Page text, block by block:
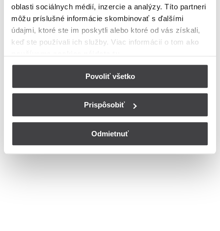
oblasti sociálnych médií, inzercie a analýzy. Títo partneri
môžu príslušné informácie skombinovať s ďalšími
údajmi, ktoré ste im poskytli alebo ktoré od vás získali,
keď ste používali ich služby. Viac informácií o tom ako
Povoliť všetko
Prispôsobiť
Odmietnuť
Ulica
Bohužiaľ, nedisponujeme zoznamom dostupných ulíc v danom
meste
© Copyright 2026
Nastavenia cookies